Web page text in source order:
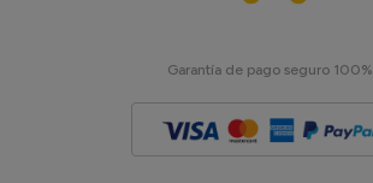
Garantía de pago seguro 100%